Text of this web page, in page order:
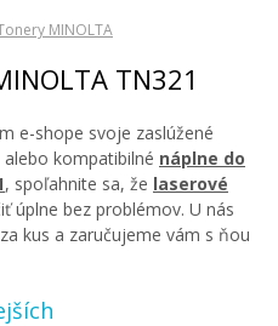
MINOLTA
TN321
e-shope svoje zaslúžené
kompatibilné náplne do
, spoľahnite sa, že laserové
úplne bez problémov. U nás
za kus a zaručujeme vám s ňou